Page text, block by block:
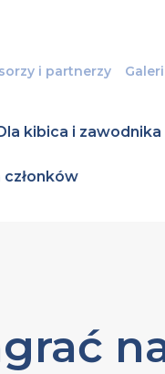
i partnerzy
kibica i zawodnika
członków